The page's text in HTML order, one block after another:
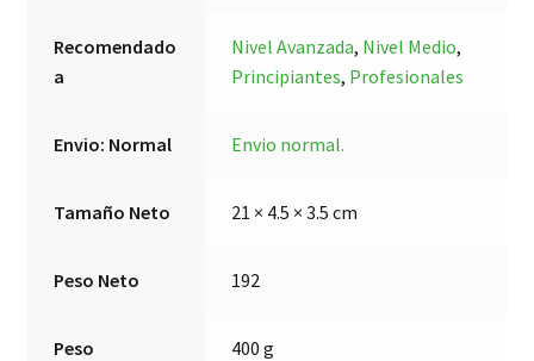
Recomendado
a
Nivel Avanzada, Nivel Medio,
Principiantes, Profesionales
Envio: Normal Envio normal.
Tamaño Neto 21 × 4.5 × 3.5 cm
Peso Neto 192
Peso
400 g